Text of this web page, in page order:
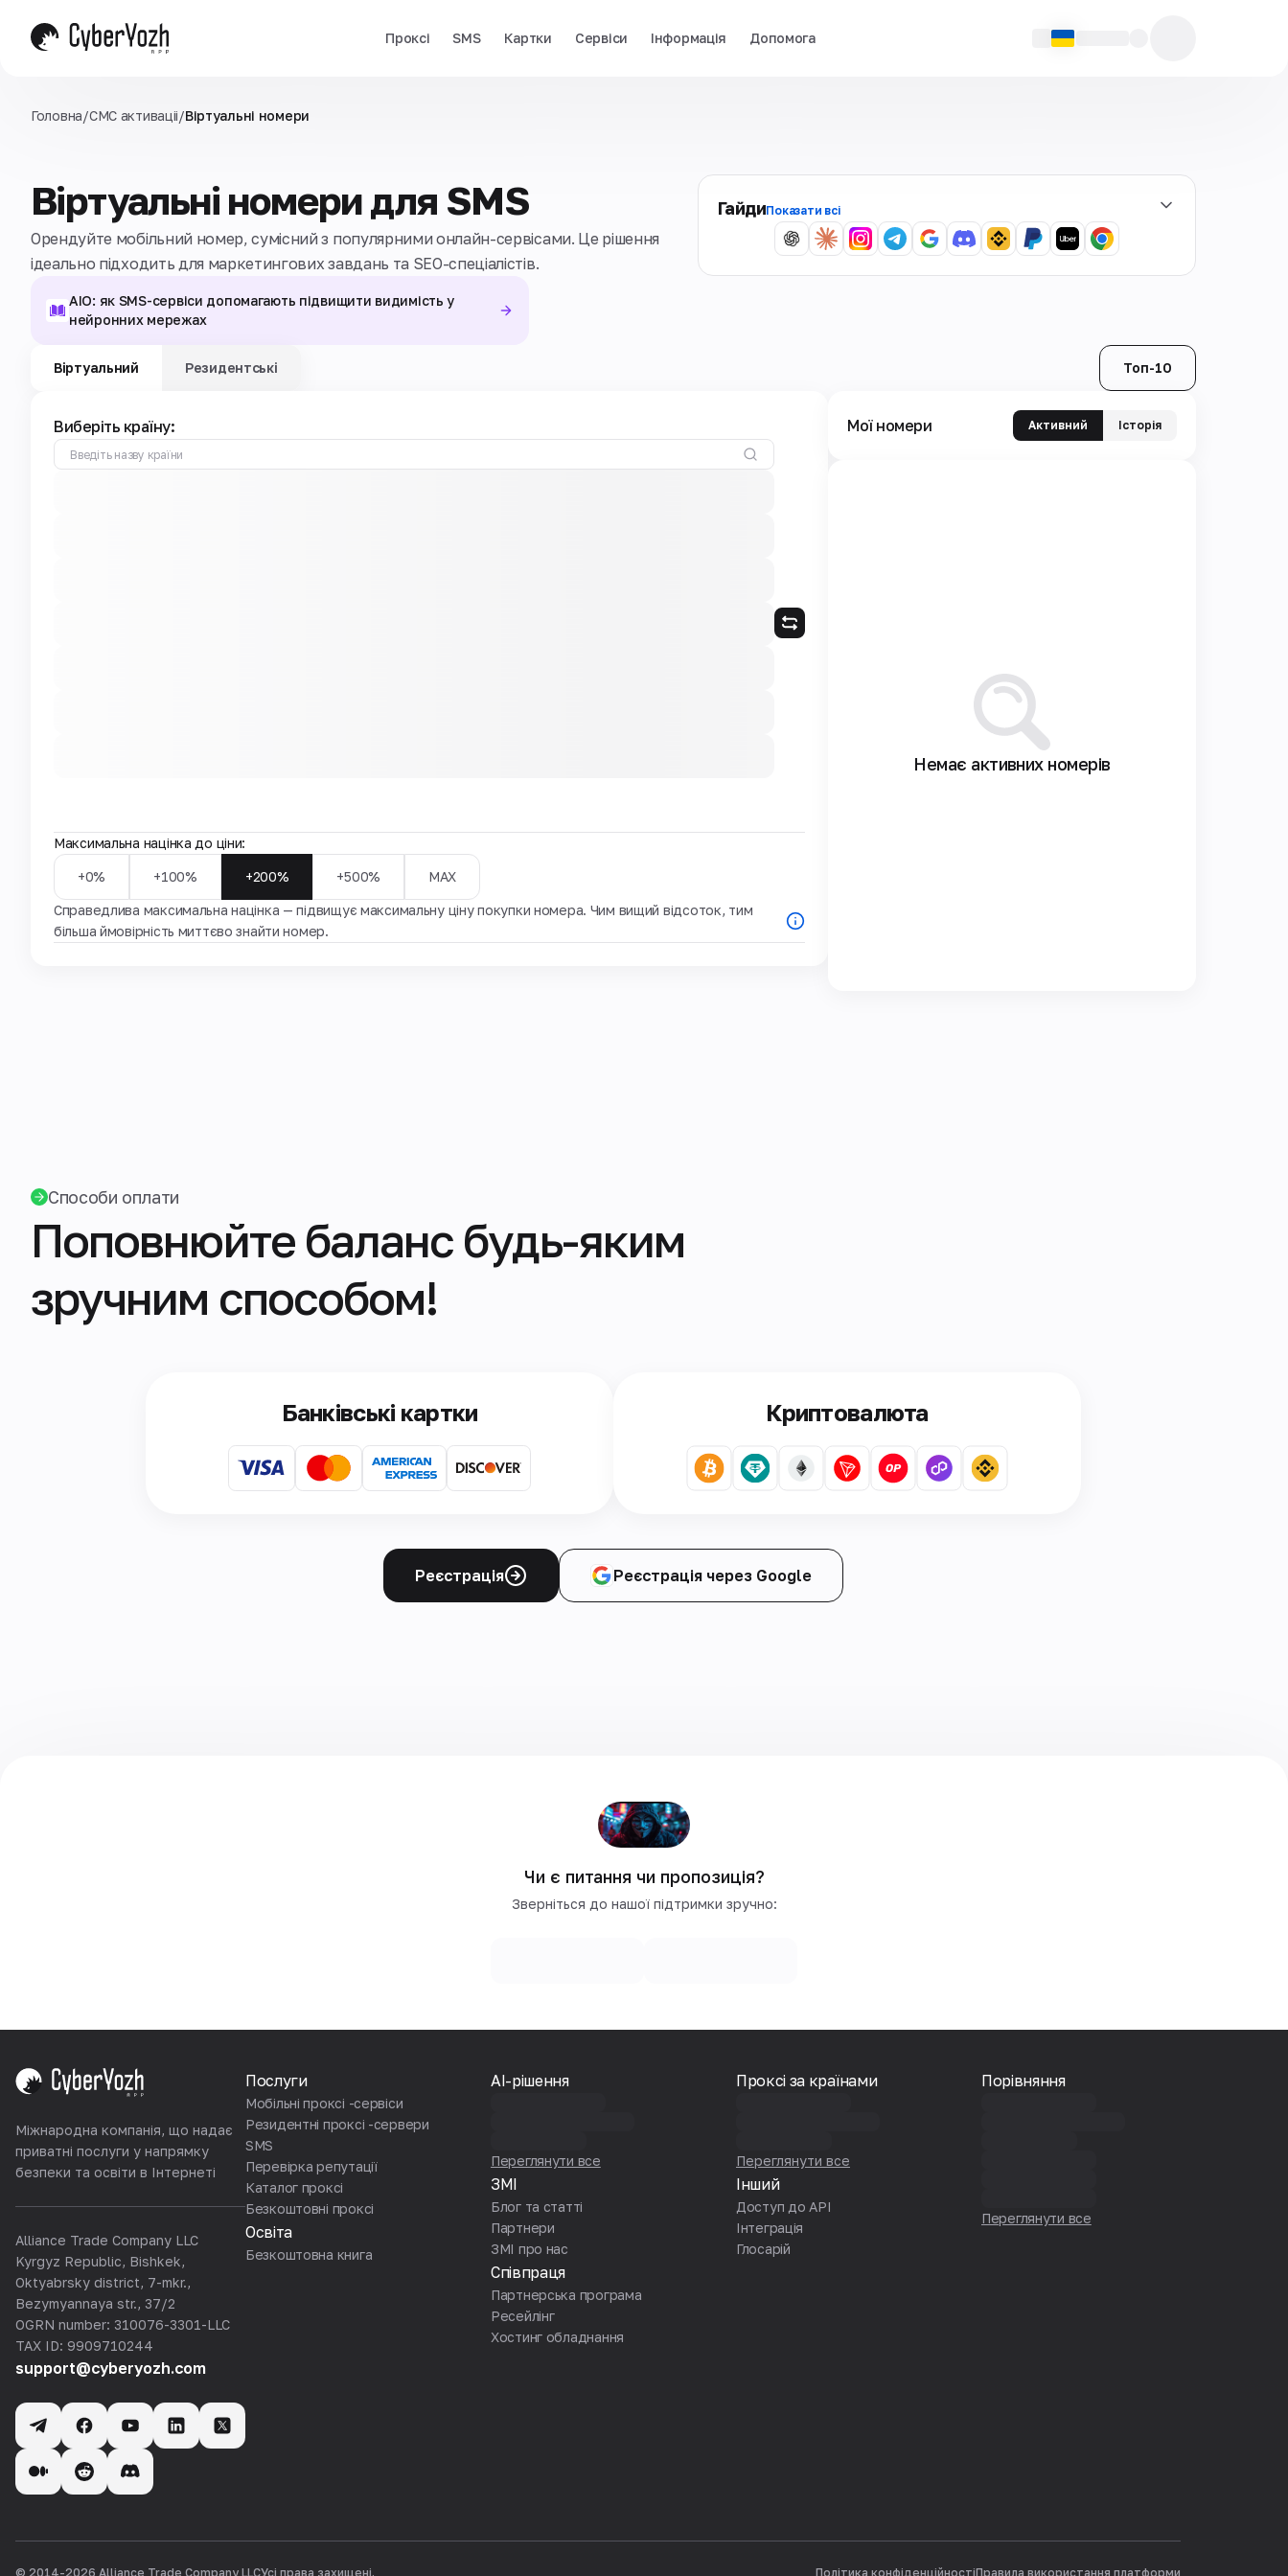
Проксі SMS Картки Сервіси Інформація Допомога
Головна/СМС активаціi/Віртуальні номери
Віртуальні номери для SMS
Орендуйте мобільний номер, сумісний з популярними онлайн-сервісами. Це рішення
ідеально підходить для маркетингових завдань та SEO-спеціалістів.
AIO: як SMS-сервіси допомагають підвищити видимість у
нейронних мережах
ГайдиПоказати всі
Віртуальний Резидентські Топ-10
Виберіть країну:
Максимальна націнка до ціни:
+0% +100% +200% +500% MAX
Справедлива максимальна націнка — підвищує максимальну ціну покупки номера. Чим вищий відсоток, тим
більша ймовірність миттєво знайти номер.
Мої номери Активний Історія
Немає активних номерів
Способи оплати
Поповнюйте баланс будь-яким
зручним способом!
Банківські картки Криптовалюта
Реєстрація Реєстрація через Google
Чи є питання чи пропозиція?
Зверніться до нашої підтримки зручно:
Міжнародна компанія, що надає
приватні послуги у напрямку
безпеки та освіти в Інтернеті
Alliance Trade Company LLC
Kyrgyz Republic, Bishkek,
Oktyabrsky district, 7-mkr.,
Bezymyannaya str., 37/2
OGRN number: 310076-3301-LLC
TAX ID: 9909710244
support@cyberyozh.com
Послуги
Мобільні проксі -сервіси
Резидентні проксі -сервери
SMS
Перевірка репутації
Каталог проксі
Безкоштовні проксі
Освіта
Безкоштовна книга
AI-рішення
Переглянути все
ЗМІ
Блог та статті
Партнери
ЗМІ про нас
Співпраця
Партнерська програма
Ресейлінг
Хостинг обладнання
Проксі за країнами
Переглянути все
Інший
Доступ до API
Iнтеграція
Глосарій
Порівняння
Переглянути все
© 2014-2026 Alliance Trade Company LLCУсі права захищені. Політика конфіденційностіПравила використання платформи